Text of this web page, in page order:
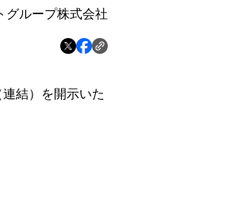
グループ株式会社
結）を開示いた